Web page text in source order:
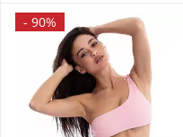
- 90%